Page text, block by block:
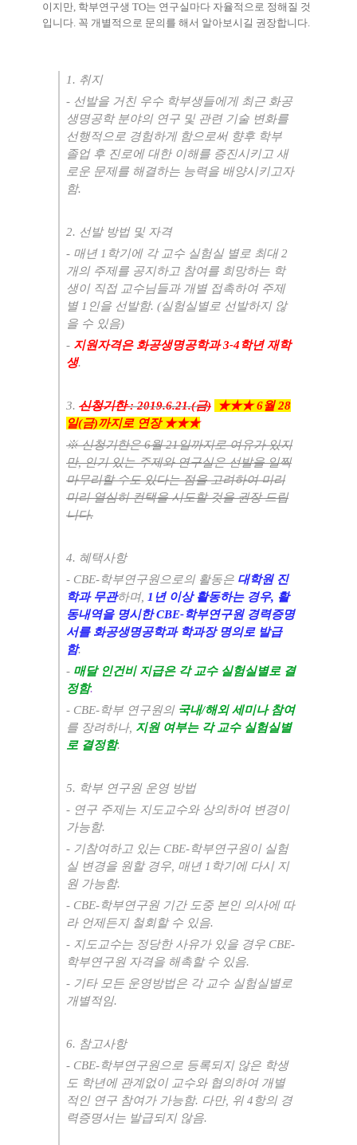
이지만, 학부연구생 TO는 연구실마다 자율적으로 정해질 것
입니다. 꼭 개별적으로 문의를 해서 알아보시길 권장합니다.
1. 취지
- 선발을 거친 우수 학부생들에게 최근 화공
생명공학 분야의 연구 및 관련 기술 변화를
선행적으로 경험하게 함으로써 향후 학부
졸업 후 진로에 대한 이해를 증진시키고 새
로운 문제를 해결하는 능력을 배양시키고자
함.
2. 선발 방법 및 자격
- 매년 1 학기에 각 교수 실험실 별로 최대2
개의 주제를 공지하고 참여를 희망하는 학
생이 직접 교수님들과 개별 접촉하여 주제
별 1 인을 선발함. (실험실별로 선발하지 않
을 수 있음)
- 지원자격은 화공생명공학과3-4학년 재학
생.
3. 신청기한: 2019.6.21.(금) ★★★6월 28
일(금)까지로 연장 ★★★
※ 신청기한은6월21일까지로 여유가 있지
만,인기 있는 주제와 연구실은 선발을 일찍
마무리할 수도 있다는 점을 고려하여 미리
미리 열심히 컨택을 시도할 것을 권장 드립
니다.
4. 혜택사항
- CBE-학부연구원으로의 활동은 대학원 진
학과 무관하며, 1 년 이상 활동하는 경우, 활
동내역을 명시한CBE-학부연구원 경력증명
서를 화공생명공학과 학과장 명의로 발급
함.
- 매달 인건비 지급은 각 교수 실험실별로 결
정함.
- CBE-학부 연구원의 국내/해외 세미나 참여
를 장려하나, 지원 여부는 각 교수 실험실별
로 결정함.
5. 학부 연구원 운영 방법
- 연구 주제는 지도교수와 상의하여 변경이
가능함.
- 기참여하고 있는 CBE-학부연구원이 실험
실 변경을 원할 경우, 매년 1 학기에 다시 지
원 가능함.
- CBE-학부연구원 기간 도중 본인 의사에 따
라 언제든지 철회할 수 있음.
- 지도교수는 정당한 사유가 있을 경우 CBE-
학부연구원 자격을 해촉할 수 있음.
- 기타 모든 운영방법은 각 교수 실험실별로
개별적임.
6. 참고사항
- CBE-학부연구원으로 등록되지 않은 학생
도 학년에 관계없이 교수와 협의하여 개별
적인 연구 참여가 가능함. 다만, 위 4 항의 경
력증명서는 발급되지 않음.